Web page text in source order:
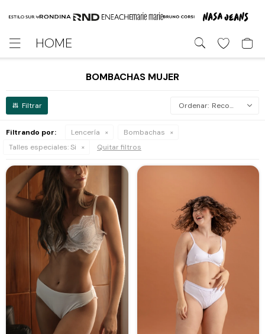
HOME

BOMBACHAS MUJER
Recomendados
Filtrando por: Lencería
Bombachas
Talles especiales:Si Quitar filtros